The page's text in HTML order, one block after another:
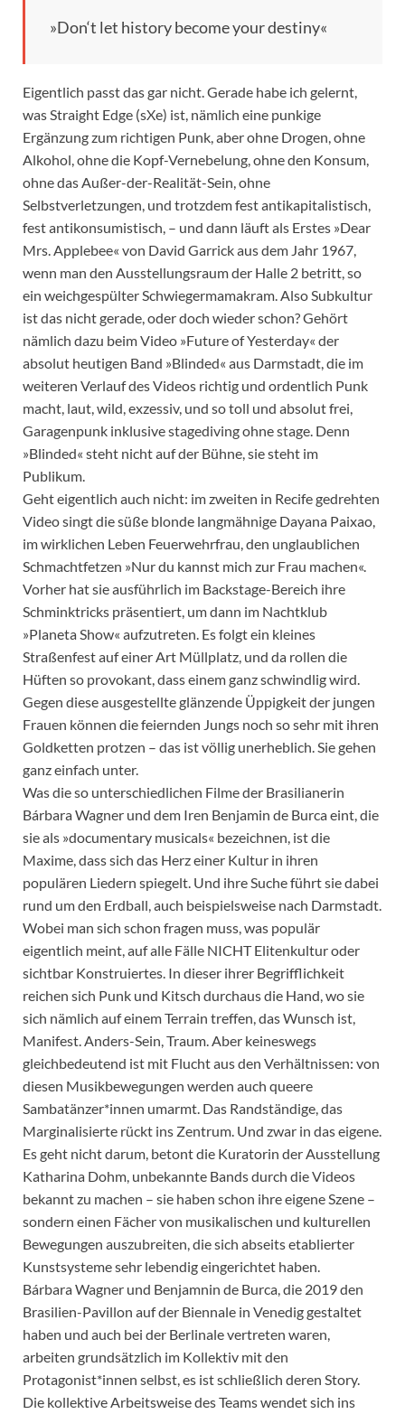
»Don‘t let history become your destiny«
Eigentlich passt das gar nicht. Gerade habe ich gelernt,
was Straight Edge (sXe) ist, nämlich eine punkige
Ergänzung zum richtigen Punk, aber ohne Drogen, ohne
Alkohol, ohne die Kopf-Vernebelung, ohne den Konsum,
ohne das Außer-der-Realität-Sein, ohne
Selbstverletzungen, und trotzdem fest antikapitalistisch,
fest antikonsumistisch, – und dann läuft als Erstes »Dear
Mrs. Applebee« von David Garrick aus dem Jahr 1967,
wenn man den Ausstellungsraum der Halle 2 betritt, so
ein weichgespülter Schwiegermamakram. Also Subkultur
ist das nicht gerade, oder doch wieder schon? Gehört
nämlich dazu beim Video »Future of Yesterday« der
absolut heutigen Band »Blinded« aus Darmstadt, die im
weiteren Verlauf des Videos richtig und ordentlich Punk
macht, laut, wild, exzessiv, und so toll und absolut frei,
Garagenpunk inklusive stagediving ohne stage. Denn
»Blinded« steht nicht auf der Bühne, sie steht im
Publikum.
Geht eigentlich auch nicht: im zweiten in Recife gedrehten
Video singt die süße blonde langmähnige Dayana Paixao,
im wirklichen Leben Feuerwehrfrau, den unglaublichen
Schmachtfetzen »Nur du kannst mich zur Frau machen«.
Vorher hat sie ausführlich im Backstage-Bereich ihre
Schminktricks präsentiert, um dann im Nachtklub
»Planeta Show« aufzutreten. Es folgt ein kleines
Straßenfest auf einer Art Müllplatz, und da rollen die
Hüften so provokant, dass einem ganz schwindlig wird.
Gegen diese ausgestellte glänzende Üppigkeit der jungen
Frauen können die feiernden Jungs noch so sehr mit ihren
Goldketten protzen – das ist völlig unerheblich. Sie gehen
ganz einfach unter.
Was die so unterschiedlichen Filme der Brasilianerin
Bárbara Wagner und dem Iren Benjamin de Burca eint, die
sie als »documentary musicals« bezeichnen, ist die
Maxime, dass sich das Herz einer Kultur in ihren
populären Liedern spiegelt. Und ihre Suche führt sie dabei
rund um den Erdball, auch beispielsweise nach Darmstadt.
Wobei man sich schon fragen muss, was populär
eigentlich meint, auf alle Fälle NICHT Elitenkultur oder
sichtbar Konstruiertes. In dieser ihrer Begrifflichkeit
reichen sich Punk und Kitsch durchaus die Hand, wo sie
sich nämlich auf einem Terrain treffen, das Wunsch ist,
Manifest. Anders-Sein, Traum. Aber keineswegs
gleichbedeutend ist mit Flucht aus den Verhältnissen: von
diesen Musikbewegungen werden auch queere
Sambatänzer*innen umarmt. Das Randständige, das
Marginalisierte rückt ins Zentrum. Und zwar in das eigene.
Es geht nicht darum, betont die Kuratorin der Ausstellung
Katharina Dohm, unbekannte Bands durch die Videos
bekannt zu machen – sie haben schon ihre eigene Szene –
sondern einen Fächer von musikalischen und kulturellen
Bewegungen auszubreiten, die sich abseits etablierter
Kunstsysteme sehr lebendig eingerichtet haben.
Bárbara Wagner und Benjamnin de Burca, die 2019 den
Brasilien-Pavillon auf der Biennale in Venedig gestaltet
haben und auch bei der Berlinale vertreten waren,
arbeiten grundsätzlich im Kollektiv mit den
Protagonist*innen selbst, es ist schließlich deren Story.
Die kollektive Arbeitsweise des Teams wendet sich ins